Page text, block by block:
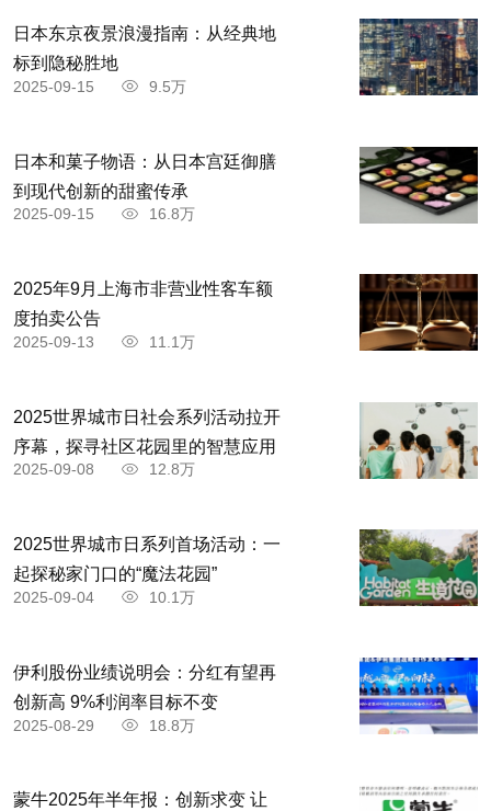
日本东京夜景浪漫指南：从经典地
标到隐秘胜地
2025-09-15 9.5万
日本和菓子物语：从日本宫廷御膳
到现代创新的甜蜜传承
2025-09-15 16.8万
2025年9月上海市非营业性客车额
度拍卖公告
2025-09-13 11.1万
2025世界城市日社会系列活动拉开
序幕，探寻社区花园里的智慧应用
2025-09-08 12.8万
2025世界城市日系列首场活动：一
起探秘家门口的“魔法花园”
2025-09-04 10.1万
伊利股份业绩说明会：分红有望再
创新高 9%利润率目标不变
2025-08-29 18.8万
蒙牛2025年半年报：创新求变 让